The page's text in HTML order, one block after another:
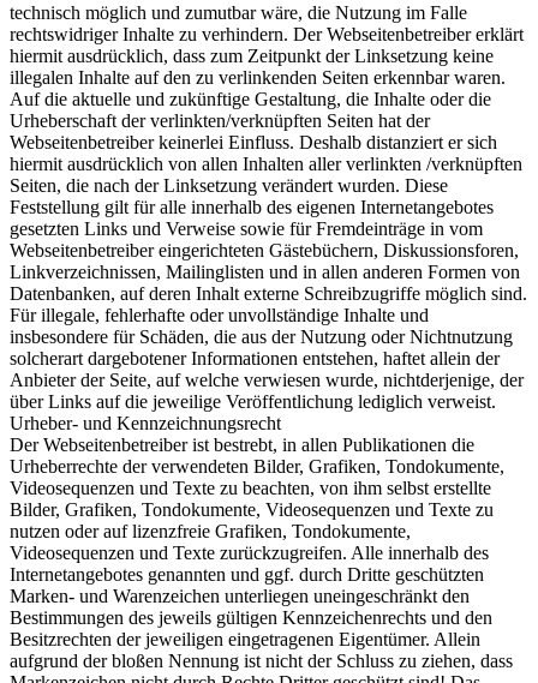
technisch möglich und zumutbar wäre, die Nutzung im Falle
rechtswidriger Inhalte zu verhindern. Der Webseitenbetreiber erklärt
hiermit ausdrücklich, dass zum Zeitpunkt der Linksetzung keine
illegalen Inhalte auf den zu verlinkenden Seiten erkennbar waren.
Auf die aktuelle und zukünftige Gestaltung, die Inhalte oder die
Urheberschaft der verlinkten/verknüpften Seiten hat der
Webseitenbetreiber keinerlei Einfluss. Deshalb distanziert er sich
hiermit ausdrücklich von allen Inhalten aller verlinkten /verknüpften
Seiten, die nach der Linksetzung verändert wurden. Diese
Feststellung gilt für alle innerhalb des eigenen Internetangebotes
gesetzten Links und Verweise sowie für Fremdeinträge in vom
Webseitenbetreiber eingerichteten Gästebüchern, Diskussionsforen,
Linkverzeichnissen, Mailinglisten und in allen anderen Formen von
Datenbanken, auf deren Inhalt externe Schreibzugriffe möglich sind.
Für illegale, fehlerhafte oder unvollständige Inhalte und
insbesondere für Schäden, die aus der Nutzung oder Nichtnutzung
solcherart dargebotener Informationen entstehen, haftet allein der
Anbieter der Seite, auf welche verwiesen wurde, nichtderjenige, der
über Links auf die jeweilige Veröffentlichung lediglich verweist.
Urheber- und Kennzeichnungsrecht
Der Webseitenbetreiber ist bestrebt, in allen Publikationen die
Urheberrechte der verwendeten Bilder, Grafiken, Tondokumente,
Videosequenzen und Texte zu beachten, von ihm selbst erstellte
Bilder, Grafiken, Tondokumente, Videosequenzen und Texte zu
nutzen oder auf lizenzfreie Grafiken, Tondokumente,
Videosequenzen und Texte zurückzugreifen. Alle innerhalb des
Internetangebotes genannten und ggf. durch Dritte geschützten
Marken- und Warenzeichen unterliegen uneingeschränkt den
Bestimmungen des jeweils gültigen Kennzeichenrechts und den
Besitzrechten der jeweiligen eingetragenen Eigentümer. Allein
aufgrund der bloßen Nennung ist nicht der Schluss zu ziehen, dass